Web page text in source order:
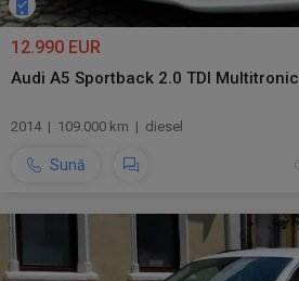
12.990 EUR
Audi A5 Sportback 2.0 TDI Multitronic
2014 | 109.000 km | diesel
Sună